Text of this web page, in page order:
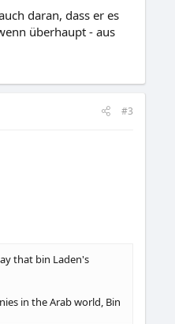
daran, dass er es
überhaupt - aus
#3
that bin Laden's
in the Arab world, Bin